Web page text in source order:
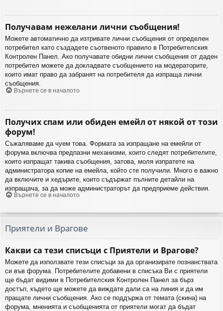
Получавам нежелани лични съобщения!
Можете автоматично да изтривате лични съобщения от определен
потребител като създадете съотвеното правило в Потребителския
Контролен Панел. Ако получавате обидни лични съобщения от даден
потребител можете да докладвате съобщението на модераторите,
които имат право да забранят на потребителя да изпраща лични
съобщения.
Върнете се в началото
Получих спам или обиден емейл от някой от този
форум!
Съжаляваме да чуем това. Формата за изпращане на емейли от
форума включва предпазни механизми, които следят потребителите,
които изпращат такива съобщения, затова, моля изпратете на
администратора копие на емейла, който сте получили. Много е важно
да включите и хедърите, които съдържат пълните детайли на
изпращача, за да може администраторът да предприеме действия.
Върнете се в началото
Приятели и Врагове
Какви са тези списъци с Приятели и Врагове?
Можете да използвате тези списъци за да организирате познанствата
си във форума. Потребителите добавени в списъка Ви с приятели
ще бъдат видими в Потребителския Контролен Панел за бърз
достъп, където ще можете да виждате дали са на линия и да им
пращате лични съобщения. Ако се поддържа от темата (скина) на
форума, мненията и съобщенията от приятели могат да бъдат